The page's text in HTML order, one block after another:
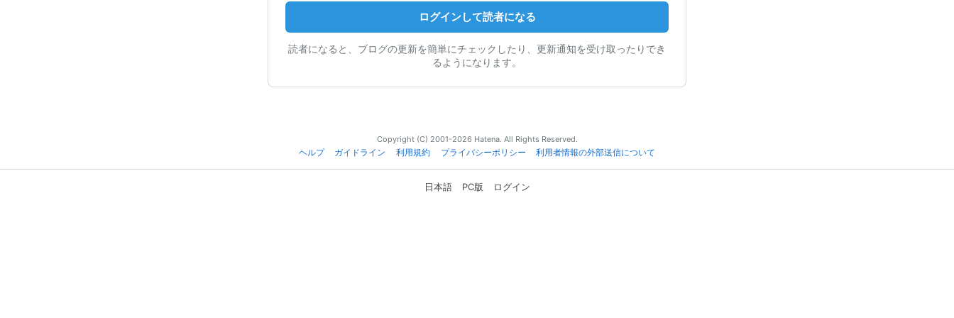
ログインして読者になる
読者になると、ブログの更新を簡単にチェックしたり、更新通知を受け取ったりでき
るようになります。
Copyright (C) 2001-2026 Hatena. All Rights Reserved.
ヘルプ
ガイドライン 利用規約 プライバシーポリシー 利用者情報の外部送信について
日本語 PC版 ログイン